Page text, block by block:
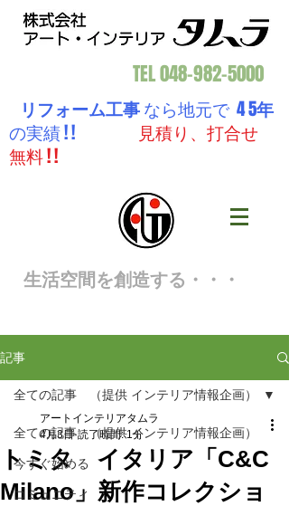
TEL048-982-5000
リフォーム工事なら地元で 4 5年
の実績 ! !
見積り、打合せ
無料 ! !
生活空間を創造する・・・
記事
全ての記事 （提供 インテリア情報企画）
今すぐ始める
コミュニティ
全ての記事 （提供 インテリア情報企画）
トミタ イタリア「C&C
Milano」新作コレクショ
アートインテリアタムラ
4月3日 読了時間: 1分